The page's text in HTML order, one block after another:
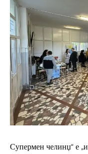
Супермен челинџ“ е